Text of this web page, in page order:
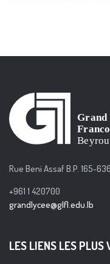
Rue Beni Assaf B.P. 165-
+961 1 420700
grandlycee@glfl.edu.lb
LES LIENS LES PLUS